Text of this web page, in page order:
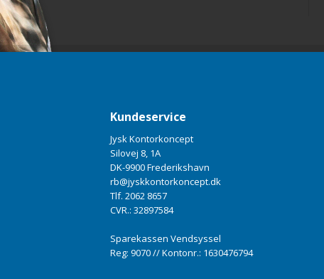
Kundeservice
Jysk Kontorkoncept
Silovej 8, 1A
DK-9900 Frederikshavn
rb@jyskkontorkoncept.dk
Tlf. 2062 8657
CVR.: 32897584
Sparekassen Vendsyssel
Reg: 9070 // Kontonr.: 1630476794